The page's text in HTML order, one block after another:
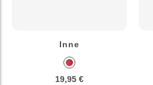
Inne
19,95 €